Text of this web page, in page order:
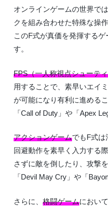
オンラインゲームの世界で
クを組み合わせた特殊な操
このF式が真価を発揮する
す。
FPS（一人称視点シューテ
用することで、素早いエイ
が可能になり有利に進める
「Call of Duty」や「Apex
アクションゲームでもF式は
回避動作を素早く入力する
さずに敵を倒したり、攻撃
「Devil May Cry」や「
さらに、 格闘ゲームにおい